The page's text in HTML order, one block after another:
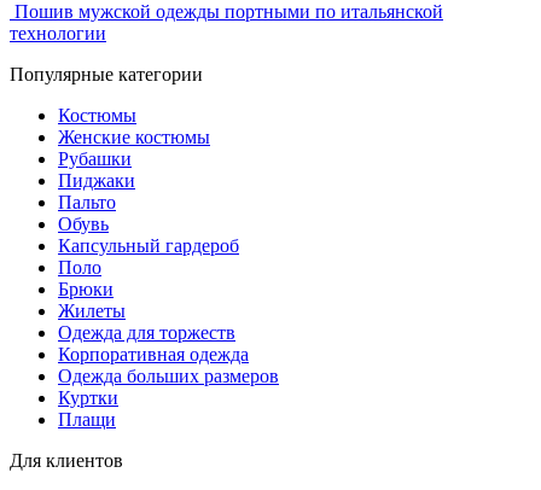
Пошив мужской одежды портными по итальянской
технологии
Популярные категории
Костюмы
Женские костюмы
Рубашки
Пиджаки
Пальто
Обувь
Капсульный гардероб
Поло
Брюки
Жилеты
Одежда для торжеств
Корпоративная одежда
Одежда больших размеров
Куртки
Плащи
Для клиентов